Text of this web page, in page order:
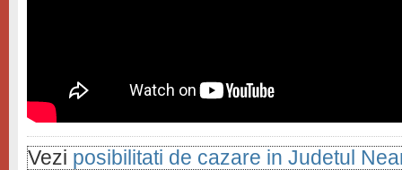
Vezi posibilitati de cazare in Judetul